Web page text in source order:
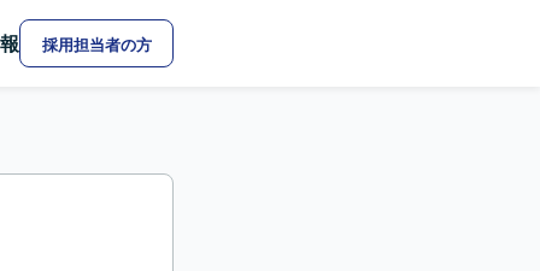
採用担当者の方